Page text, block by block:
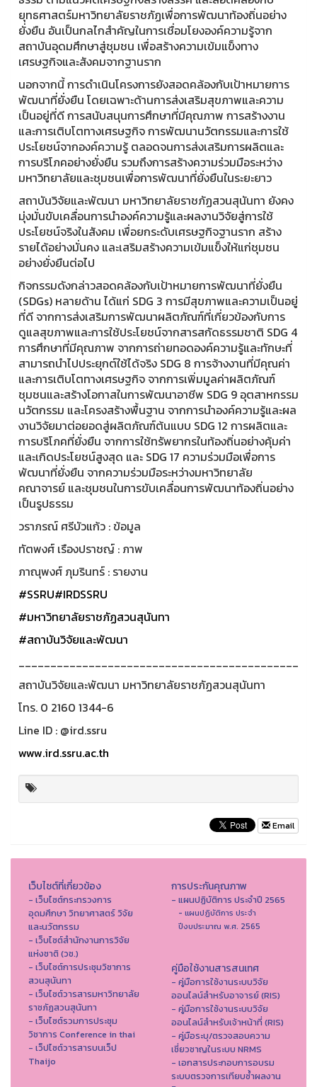
ยุทธศาสตร์มหาวิทยาลัยราชภัฏเพื่อการพัฒนาท้องถิ่นอย่าง
ยั่งยืน อันเป็นกลไกสำคัญในการเชื่อมโยงองค์ความรู้จาก
สถาบันอุดมศึกษาสู่ชุมชน เพื่อสร้างความเข้มแข็งทาง
เศรษฐกิจและสังคมจากฐานราก
นอกจากนี้ การดำเนินโครงการยังสอดคล้องกับเป้าหมายการ
พัฒนาที่ยั่งยืน โดยเฉพาะด้านการส่งเสริมสุขภาพและความ
เป็นอยู่ที่ดี การสนับสนุนการศึกษาที่มีคุณภาพ การสร้างงาน
และการเติบโตทางเศรษฐกิจ การพัฒนานวัตกรรมและการใช้
ประโยชน์จากองค์ความรู้ ตลอดจนการส่งเสริมการผลิตและ
การบริโภคอย่างยั่งยืน รวมถึงการสร้างความร่วมมือระหว่าง
มหาวิทยาลัยและชุมชนเพื่อการพัฒนาที่ยั่งยืนในระยะยาว
สถาบันวิจัยและพัฒนา มหาวิทยาลัยราชภัฏสวนสุนันทา ยังคง
มุ่งมั่นขับเคลื่อนการนำองค์ความรู้และผลงานวิจัยสู่การใช้
ประโยชน์จริงในสังคม เพื่อยกระดับเศรษฐกิจฐานราก สร้าง
รายได้อย่างมั่นคง และเสริมสร้างความเข้มแข็งให้แก่ชุมชน
อย่างยั่งยืนต่อไป
กิจกรรมดังกล่าวสอดคล้องกับเป้าหมายการพัฒนาที่ยั่งยืน
(SDGs) หลายด้าน ได้แก่ SDG 3 การมีสุขภาพและความเป็นอยู่
ที่ดี จากการส่งเสริมการพัฒนาผลิตภัณฑ์ที่เกี่ยวข้องกับการ
ดูแลสุขภาพและการใช้ประโยชน์จากสารสกัดธรรมชาติ SDG 4
การศึกษาที่มีคุณภาพ จากการถ่ายทอดองค์ความรู้และทักษะที่
สามารถนำไปประยุกต์ใช้ได้จริง SDG 8 การจ้างงานที่มีคุณค่า
และการเติบโตทางเศรษฐกิจ จากการเพิ่มมูลค่าผลิตภัณฑ์
ชุมชนและสร้างโอกาสในการพัฒนาอาชีพ SDG 9 อุตสาหกรรม
นวัตกรรม และโครงสร้างพื้นฐาน จากการนำองค์ความรู้และผล
งานวิจัยมาต่อยอดสู่ผลิตภัณฑ์ต้นแบบ SDG 12 การผลิตและ
การบริโภคที่ยั่งยืน จากการใช้ทรัพยากรในท้องถิ่นอย่างคุ้มค่า
และเกิดประโยชน์สูงสุด และ SDG 17 ความร่วมมือเพื่อการ
พัฒนาที่ยั่งยืน จากความร่วมมือระหว่างมหาวิทยาลัย
คณาจารย์ และชุมชนในการขับเคลื่อนการพัฒนาท้องถิ่นอย่าง
เป็นรูปธรรม
วราภรณ์ ศรีบัวแก้ว : ข้อมูล
ทัตพงศ์ เรืองปราชญ์ : ภาพ
ภาณุพงศ์ ภุมรินทร์ : รายงาน
#SSRU#IRDSSRU
#มหาวิทยาลัยราชภัฏสวนสุนันทา
#สถาบันวิจัยและพัฒนา
____________________________________________
สถาบันวิจัยและพัฒนา มหาวิทยาลัยราชภัฏสวนสุนันทา
โทร. 0 2160 1344-6
Line ID : @ird.ssru
www.ird.ssru.ac.th
Email
เว็บไซต์ที่เกี่ยวข้อง
- เว็บไซต์กระทรวงการ
อุดมศึกษา วิทยาศาสตร์ วิจัย
และนวัตกรรม
- เว็บไซต์สำนักงานการวิจัย
แห่งชาติ (วช.)
- เว็บไซต์การประชุมวิชาการ
สวนสุนันทา
- เว็บไซต์วารสารมหาวิทยาลัย
ราชภัฏสวนสุนันทา
- เว็บไซต์รวมการประชุม
วิชาการ Conference in thai
- เว็ปไซต์วารสารบนเว็ป
Thaijo
การประกันคุณภาพ
- แผนปฏิบัติการ ประจำปี 2565
- แผนปฏิบัติการ ประจำ
ปีงบประมาณ พ.ศ. 2565
คู่มือใช้งานสารสนเทศ
- คู่มือการใช้งานระบบวิจัย
ออนไลน์สำหรับอาจารย์ (RIS)
- คู่มือการใช้งานระบบวิจัย
ออนไลน์สำหรับเจ้าหน้าที่ (RIS)
- คู่มือระบุ/ตรวจสอบความ
เชี่ยวชาญในระบบ NRMS
- เอกสารประกอบการอบรม
ระบบตรวจการเทียบซ้ำผลงาน